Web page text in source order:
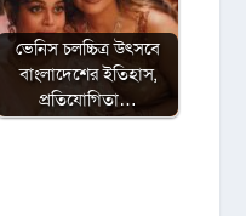
ভেনিস চলচ্চিত্র উৎসবে
বাংলাদেশের ইতিহাস,
প্রতিযোগিতা…